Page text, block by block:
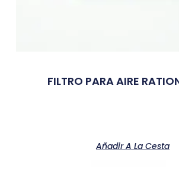
FILTRO PARA AIRE
Añadir A La Cesta